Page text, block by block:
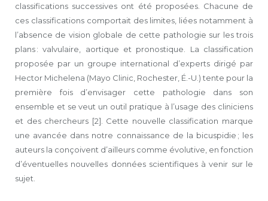
classifications successives ont été proposées. Chacune de
ces classifications comportait des limites, liées notamment à
l’absence de vision globale de cette pathologie sur les trois
plans : valvulaire, aortique et pronostique. La classification
proposée par un groupe international d’experts dirigé par
Hector Michelena (Mayo Clinic, Rochester, É.-U.) tente pour la
première fois d’envisager cette pathologie dans son
ensemble et se veut un outil pratique à l’usage des cliniciens
et des chercheurs [2]. Cette nouvelle classification marque
une avancée dans notre connaissance de la bicuspidie ; les
auteurs la conçoivent d’ailleurs comme évolutive, en fonction
d’éventuelles nouvelles données scientifiques à venir sur le
sujet.